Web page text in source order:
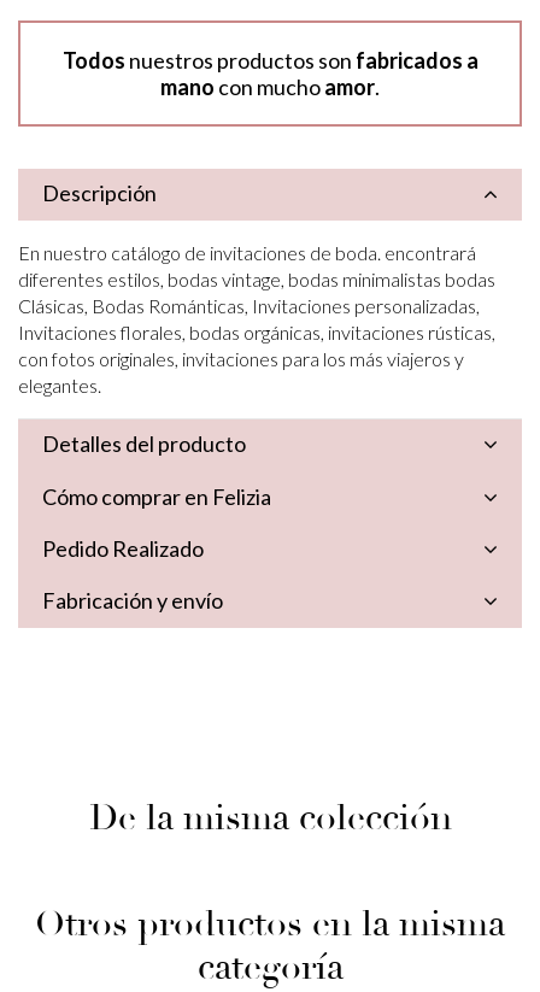
Todos nuestros productos son fabricados a
mano con muchoamor.
Descripción
En nuestro catálogo de invitaciones de boda. encontrará
diferentes estilos, bodas vintage, bodas minimalistas bodas
Clásicas, Bodas Románticas, Invitaciones personalizadas,
Invitaciones florales, bodas orgánicas, invitaciones rústicas,
con fotos originales, invitaciones para los más viajeros y
elegantes.
Detalles del producto
Cómo comprar en Felizia
Pedido Realizado
Fabricación y envío
De la misma colección
Otros productos en la misma
categoría